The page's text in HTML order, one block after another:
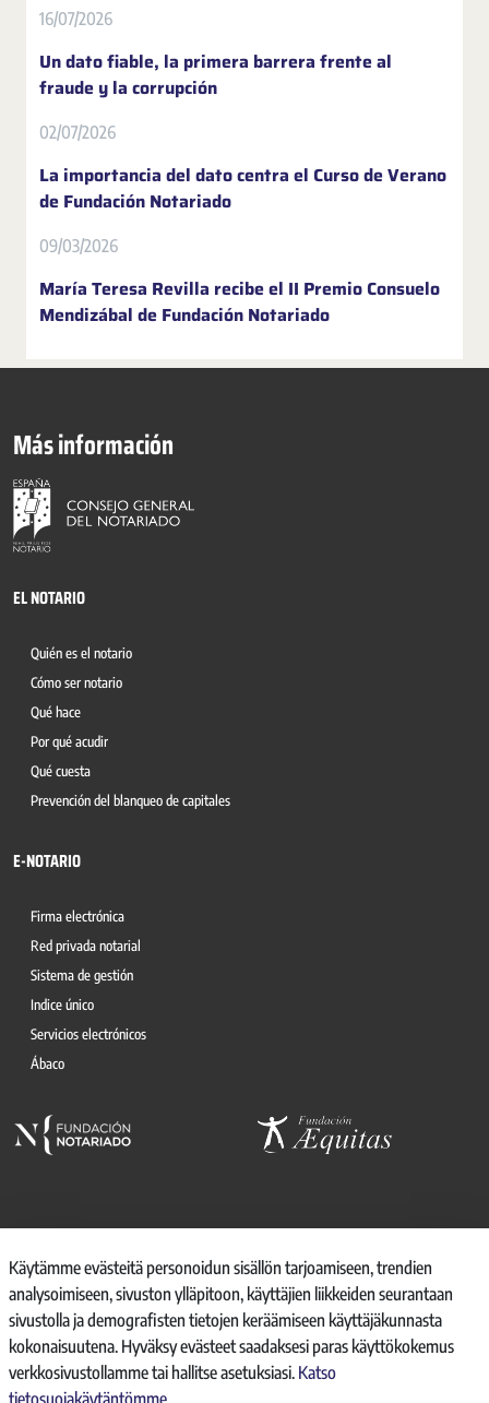
16/07/2026
Un dato fiable, la primera barrera frente al
fraude y la corrupción
02/07/2026
La importancia del dato centra el Curso de Verano
de Fundación Notariado
09/03/2026
María Teresa Revilla recibe el II Premio Consuelo
Mendizábal de Fundación Notariado
Más información
EL NOTARIO
Quién es el notario
Cómo ser notario
Qué hace
Por qué acudir
Qué cuesta
Prevención del blanqueo de capitales
E-NOTARIO
Firma electrónica
Red privada notarial
Sistema de gestión
Indice único
Servicios electrónicos
Ábaco
© 2026, CONSEJO GENERAL DEL NOTARIO
CANAL INTERNO DE INFORMACIÓN
REGISTRO DE ACTIVIDADES DE TRATAMIENTO
AVISO LEGAL
POLÍTICA DE PRIVACIDAD
Käytämme evästeitä personoidun sisällön tarjoamiseen, trendien
analysoimiseen, sivuston ylläpitoon, käyttäjien liikkeiden seurantaan
sivustolla ja demografisten tietojen keräämiseen käyttäjäkunnasta
kokonaisuutena. Hyväksy evästeet saadaksesi paras käyttökokemus
verkkosivustollamme tai hallitse asetuksiasi. Katso
tietosuojakäytäntömme